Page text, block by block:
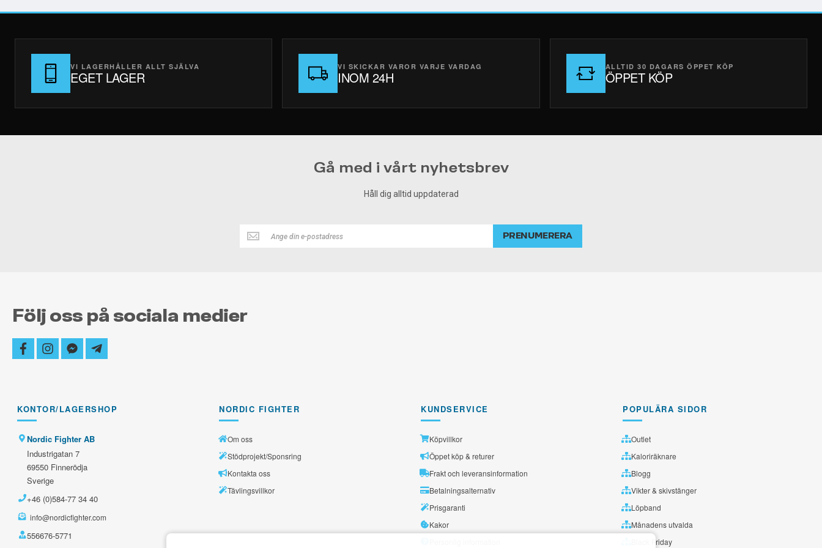
VI LAGERHÅLLER ALLT SJÄLVA
EGET LAGER
VI SKICKAR VAROR VARJE VARDAG
INOM 24H
ALLTID 30 DAGARS ÖPPET KÖP
ÖPPET KÖP
Gå med i vårt nyhetsbrev
Håll dig alltid uppdaterad
Håll
dig
PRENUMERERA
Följ oss på sociala medier
facebookinstagram
facebook-
messenger
telegram-
plane
KONTOR/LAGERSHOP
Nordic Fighter AB
Industrigatan 7
69550 Finnerödja
Sverige
+46 (0)584-77 34 40
info@nordicfighter.com
556676-5771
NORDIC FIGHTER
Om oss
Stödprojekt/Sponsring
Kontakta oss
Tävlingsvillkor
KUNDSERVICE
Köpvillkor
Öppet köp & returer
Frakt och leveransinformation
Betalningsalternativ
Prisgaranti
Kakor
POPULÄRA SIDOR
Outlet
Kaloriräknare
Blogg
Vikter & skivstänger
Löpband
Månadens utvalda
Black Friday